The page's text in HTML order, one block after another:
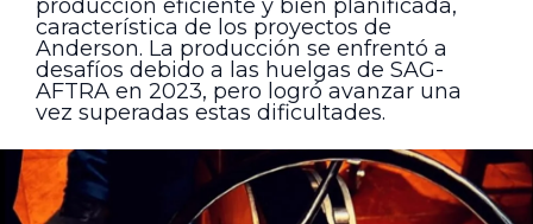
producción eficiente y bien planificada,
característica de los proyectos de
Anderson. La producción se enfrentó a
desafíos debido a las huelgas de SAG-
AFTRA en 2023, pero logró avanzar una
vez superadas estas dificultades.